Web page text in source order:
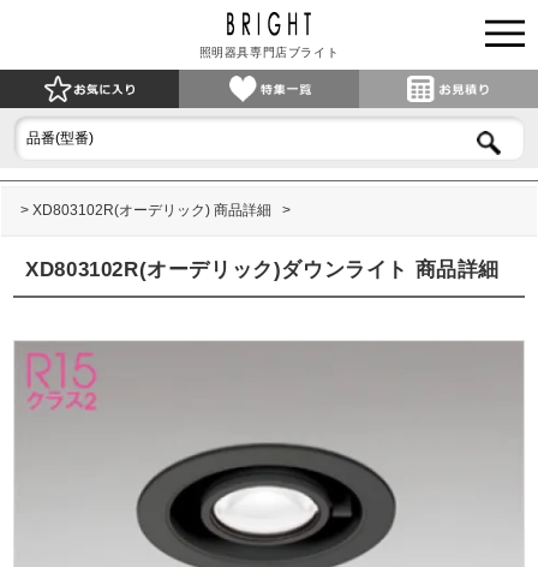
照明器具専門店ブライト
XD803102R(オーデリック) 商品詳細
XD803102R(オーデリック)ダウンライト 商品詳細